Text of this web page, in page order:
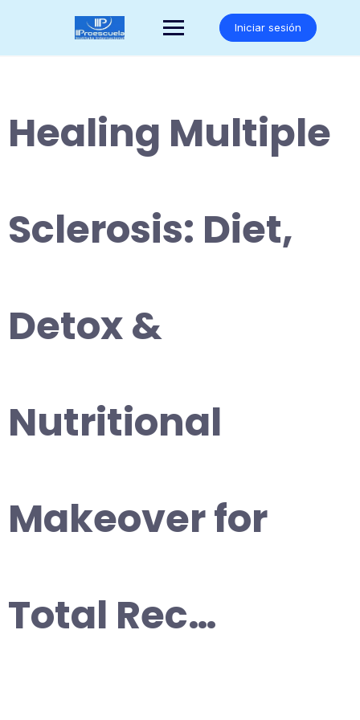
Iniciar sesión
Healing Multiple
Sclerosis: Diet,
Detox &
Nutritional
Makeover for
Total Rec…